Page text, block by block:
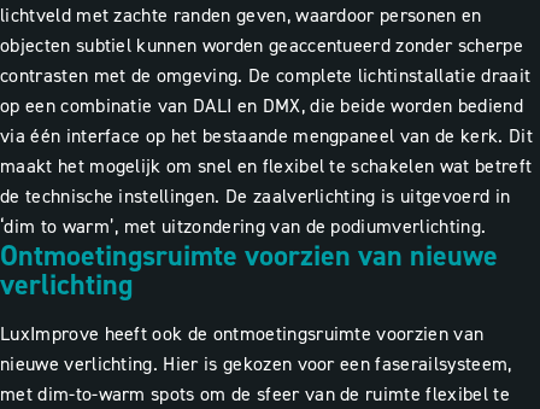
lichtveld met zachte randen geven, waardoor personen en
objecten subtiel kunnen worden geaccentueerd zonder scherpe
contrasten met de omgeving. De complete lichtinstallatie draait
op een combinatie van DALI en DMX, die beide worden bediend
via één interface op het bestaande mengpaneel van de kerk. Dit
maakt het mogelijk om snel en flexibel te schakelen wat betreft
de technische instellingen. De zaalverlichting is uitgevoerd in
‘dim to warm’, met uitzondering van de podiumverlichting.
Ontmoetingsruimte voorzien van nieuwe
verlichting
LuxImprove heeft ook de ontmoetingsruimte voorzien van
nieuwe verlichting. Hier is gekozen voor een faserailsysteem,
met dim-to-warm spots om de sfeer van de ruimte flexibel te